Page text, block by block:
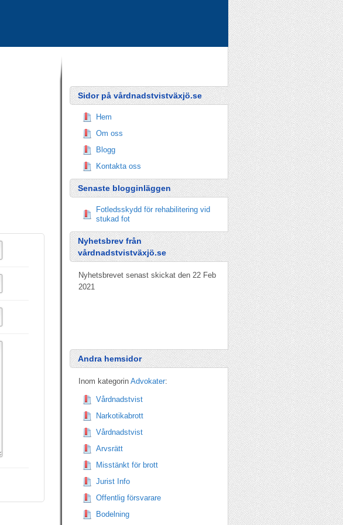
Sidor på vårdnadstvistväxjö.se
Hem
Om oss
Blogg
Kontakta oss
Senaste blogginläggen
Fotledsskydd för rehabilitering vid
stukad fot
Nyhetsbrev från
vårdnadstvistväxjö.se
Nyhetsbrevet senast skickat den 22 Feb
2021
Andra hemsidor
Inom kategorin Advokater:
Vårdnadstvist
Narkotikabrott
Vårdnadstvist
Arvsrätt
Misstänkt för brott
Jurist Info
Offentlig försvarare
Bodelning